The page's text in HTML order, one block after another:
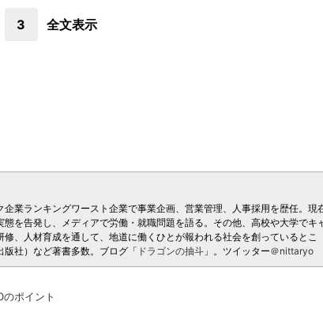
3 全文表示
業ランキングワースト企業で事業企画、営業管理、人事採用を歴任。現
を告発し、メディアで労働・就職問題を語る。その他、高校や大学でキ
、人材育成を通して、地道に働くひとが報われる社会を創っているとこ
社）など著書多数。ブログ「 ドラゴンの抽斗 」。ツイッター＠nittaryo
ポイント